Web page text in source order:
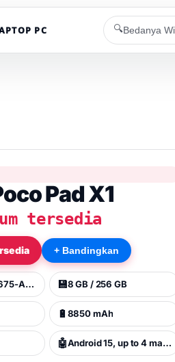
PC 🔍
Pad X1
tersedia
+ Bandingkan
Qualcomm SM7675-AB Snapdragon 7+ Gen 3 (4 nm) 💾8 GB / 256 GB
🔋 8850 mAh
🤖 Android 15, up to 4 major Android upgrades, HyperOS 2